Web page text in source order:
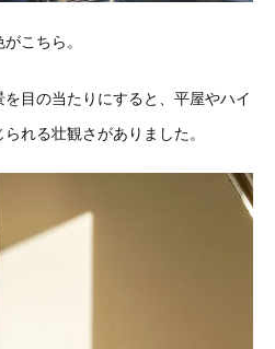
こちら。
目の当たりにすると、平屋やハイ
れる壮観さがありました。